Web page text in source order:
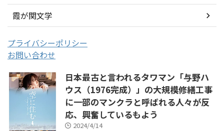
霞が関文学
プライバシーポリシー
お問い合わせ
日本最古と言われるタワマン「与野ハ
ウス（1976完成）」の大規模修繕工事
に一部のマンクラと呼ばれる人々が反
応、興奮しているもよう
2024/4/14